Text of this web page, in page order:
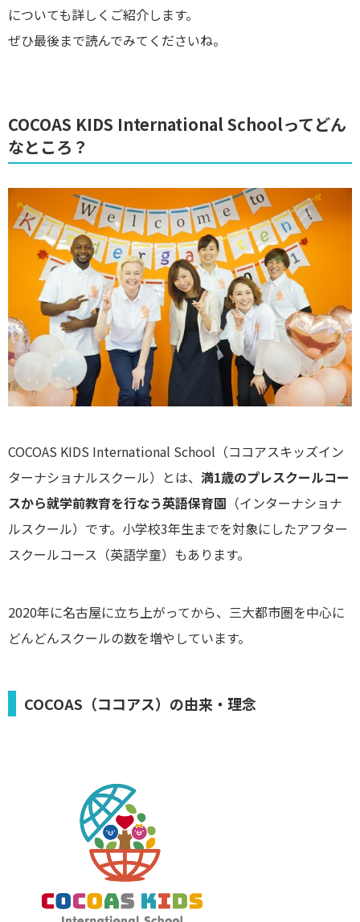
についても詳しくご紹介します。
ぜひ最後まで読んでみてくださいね。
COCOAS KIDS International Schoolってどん
なところ？
COCOAS KIDS International School（ココアスキッズイン
ターナショナルスクール）とは、 満1歳のプレスクールコー
スから就学前教育を行なう英語保育園 （インターナショナ
ルスクール）です。小学校3年生までを対象にしたアフター
スクールコース（英語学童）もあります。
2020年に名古屋に立ち上がってから、三大都市圏を中心に
どんどんスクールの数を増やしています。
COCOAS（ココアス）の由来・理念